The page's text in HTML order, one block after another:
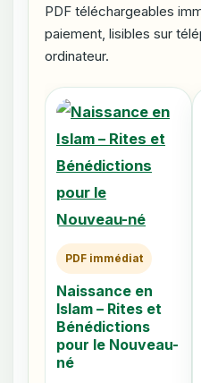
PDF téléchargeables
paiement, lisibles sur
ordinateur.
PDF immédiat
Naissance en
Islam – Rites et
Bénédictions
pour le Nouveau-
né